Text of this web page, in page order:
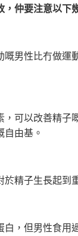
仲要注意以下
嘅男性比冇做運
，可以改善精子
自由基。
精子生長起到
白，但男性食用